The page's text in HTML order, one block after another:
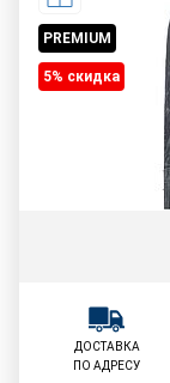
PREMIUM
5% cкидка
ДОСТАВКА
ПО АДРЕСУ